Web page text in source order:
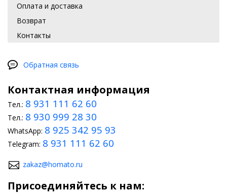
Оплата и доставка
Возврат
Контакты
Обратная связь
Контактная информация
Тел.: 8 931 111 62 60
Тел.: 8 930 999 28 30
WhatsApp: 8 925 342 95 93
Telegram: 8 931 111 62 60
zakaz@homato.ru
Присоединяйтесь к нам: